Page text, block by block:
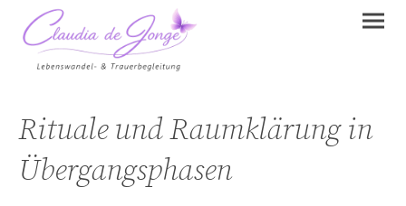
Rituale und Raumklärung in
Übergangsphasen